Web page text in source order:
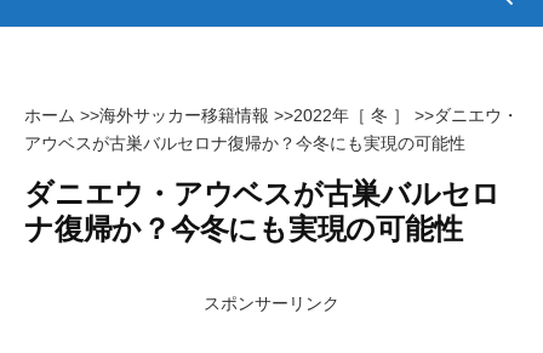
ッ
ホーム >>海外サッカー移籍情報 >>2022年［ 冬 ］ >>ダニエウ・
アウベスが古巣バルセロナ復帰か？今冬にも実現の可能性
ダニエウ・アウベスが古巣バルセロ
ナ復帰か？今冬にも実現の可能性
スポンサーリンク